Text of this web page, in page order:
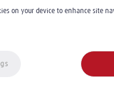
2min
on your device to enhance site